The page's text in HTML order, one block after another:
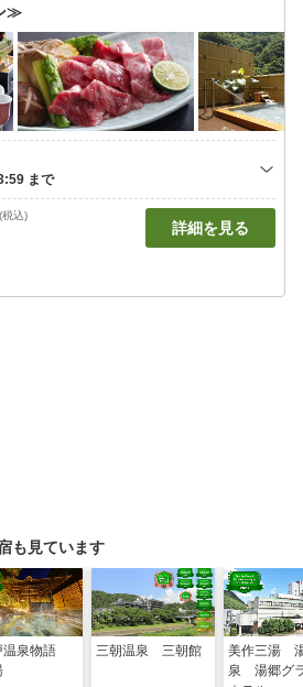
≫
込)
詳細を見る
も見ています
温泉物語
三朝温泉 三朝館
美作三湯
泉 湯郷グ